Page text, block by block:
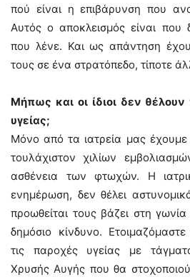
πού είναι η επιβάρυνση που
Αυτός ο αποκλεισμός είναι που
που λένε. Και ως απάντηση
τους σε ένα στρατόπεδο, τίποτε
Μήπως και οι ίδιοι δεν
υγείας;
Μόνο από τα ιατρεία μας έχουμε
τουλάχιστον χιλίων
ασθένεια των φτωχών. Η
ενημέρωση, δεν θέλει
προωθείται τους βάζει στη
δημόσιο κίνδυνο.
τις παροχές υγείας με
Χρυσής Αυγής που θα